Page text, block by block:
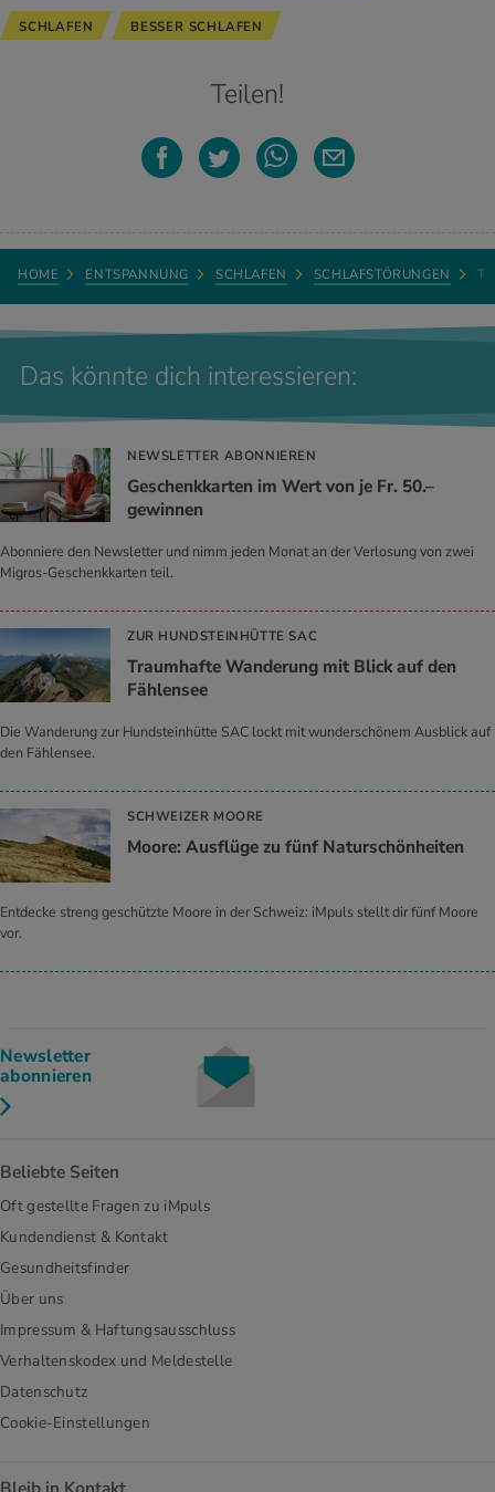
SCHLAFEN BESSER SCHLAFEN
Teilen!
HOME ENTSPANNUNG SCHLAFEN SCHLAFSTÖRUNGEN
Das könnte dich interessieren:
NEWSLETTER ABONNIEREN
Geschenkkarten im Wert von je Fr. 50.–
gewinnen
Abonniere den Newsletter und nimm jeden Monat an der Verlosung von zwei
Migros-Geschenkkarten teil.
ZUR HUNDSTEINHÜTTE SAC
Traumhafte Wanderung mit Blick auf den
Fählensee
Die Wanderung zur Hundsteinhütte SAC lockt mit wunderschönem Ausblick auf
den Fählensee.
SCHWEIZER MOORE
Moore: Ausflüge zu fünf Naturschönheiten
Entdecke streng geschützte Moore in der Schweiz: iMpuls stellt dir fünf Moore
vor.
Newsletter
abonnieren
Beliebte Seiten
Oft gestellte Fragen zu iMpuls
Kundendienst & Kontakt
Gesundheitsfinder
Über uns
Impressum & Haftungsausschluss
Verhaltenskodex und Meldestelle
Datenschutz
Cookie-Einstellungen